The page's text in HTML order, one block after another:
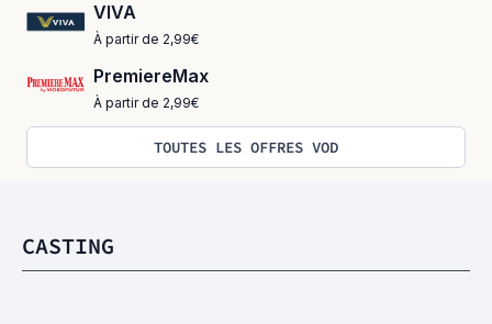
VIVA
À partir de 2,99€
PremiereMax
À partir de 2,99€
TOUTES LES OFFRES VOD
CASTING